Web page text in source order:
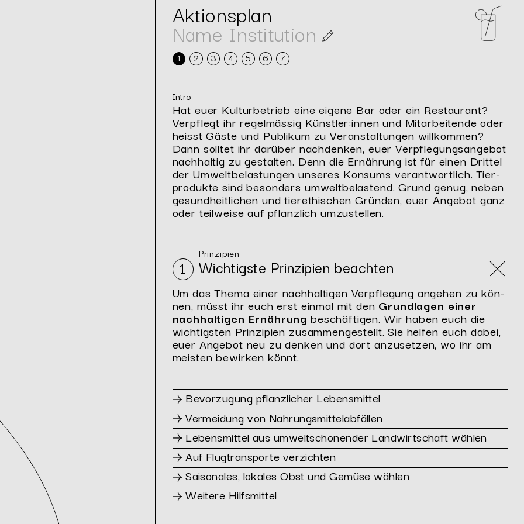
Aktionsplan
Name Institution
1 2 3 4 5 6 7
Intro
Hat euer Kul­tur­be­trieb eine ei­ge­ne Bar oder ein Re­stau­rant?
Ver­pflegt ihr re­gel­mäs­sig Künst­ler:innen und Mit­a­r­bei­ten­de oder
heisst Gäste und Pu­bli­kum zu Ver­an­stal­tun­gen will­kom­men?
Dann soll­tet ihr dar­über nach­den­ken, euer Ver­pfle­gungs­an­ge­bot
nach­hal­tig zu ge­stal­ten. Denn die Er­näh­rung ist für einen Drit­tel
der Um­welt­be­las­tun­gen un­se­res Kon­sums ver­ant­wort­lich. Tier­
pro­duk­te sind be­son­ders um­welt­be­las­tend. Grund genug, neben
ge­sund­heit­li­chen und tie­re­thi­schen Grün­den, euer An­ge­bot ganz
oder teil­wei­se auf pflanz­lich um­zu­stel­len.
Prinzipien
1 Wichtigste Prinzipien beachten
Um das Thema einer nach­hal­ti­gen Ver­pfle­gung an­ge­hen zu kön­
nen, müsst ihr euch erst ein­mal mit den Grund­la­gen einer
nach­hal­ti­gen Er­näh­rung be­schäf­ti­gen. Wir haben euch die
wich­tigs­ten Prin­zi­pi­en zu­sam­men­ge­stellt. Sie hel­fen euch dabei,
euer An­ge­bot neu zu den­ken und dort an­zu­set­zen, wo ihr am
meis­ten be­wir­ken könnt.
Bevorzugung pflanzlicher Lebensmittel
Vermeidung von Nahrungsmittelabfällen
Lebensmittel aus umweltschonender Landwirtschaft wählen
Auf Flugtransporte verzichten
Saisonales, lokales Obst und Gemüse wählen
Weitere Hilfsmittel